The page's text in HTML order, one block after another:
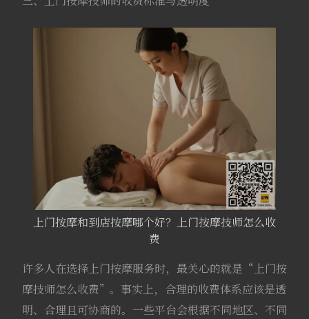
上门按摩和到店按摩哪个好？上门按摩技师怎么收
费
许多人在选择上门按摩服务时，最关心的就是“上门按
摩技师怎么收费”。事实上，合理的收费体系应该是透
明、合理且可协商的。一些平台会根据不同地区、不同